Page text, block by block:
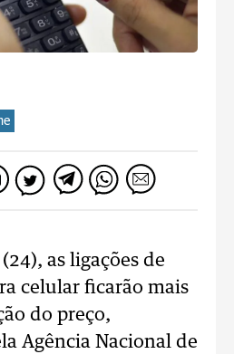
as ligações de
celular ficarão mais
do preço,
Agência Nacional de